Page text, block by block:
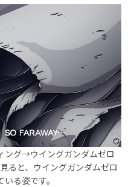
ング→ウイングガンダムゼロ
ると、ウイングガンダムゼロ
る姿です。